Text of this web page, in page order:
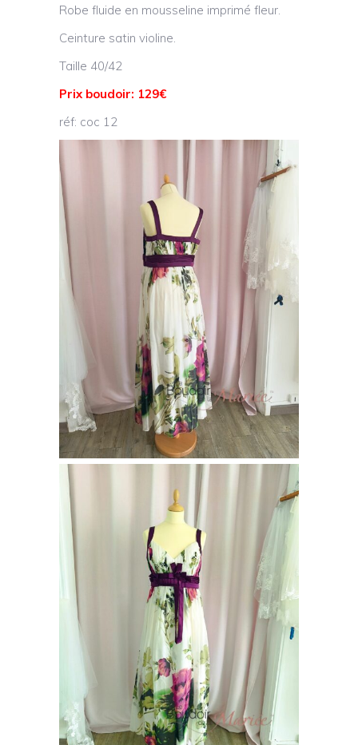
Robe fluide en mousseline imprimé fleur.
Ceinture satin violine.
Taille 40/42
Prix boudoir: 129€
réf: coc 12